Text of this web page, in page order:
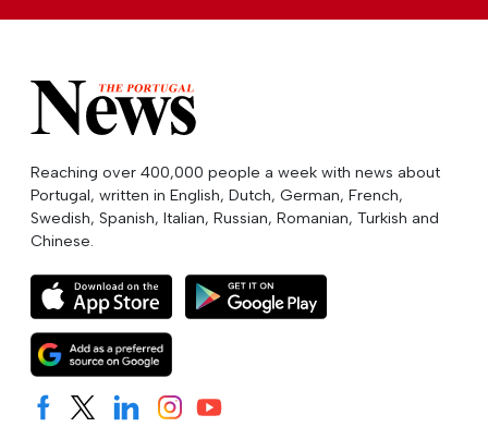
Reaching over 400,000 people a week with news about
Portugal, written in English, Dutch, German, French,
Swedish, Spanish, Italian, Russian, Romanian, Turkish and
Chinese.